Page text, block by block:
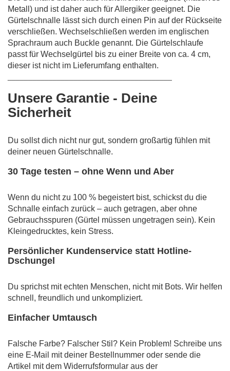
Metall) und ist daher auch für Allergiker geeignet. Die
Gürtelschnalle lässt sich durch einen Pin auf der Rückseite
verschließen. Wechselschließen werden im englischen
Sprachraum auch Buckle genannt. Die Gürtelschlaufe
passt für Wechselgürtel bis zu einer Breite von ca. 4 cm,
dieser ist nicht im Lieferumfang enthalten.
Unsere Garantie - Deine
Sicherheit
Du sollst dich nicht nur gut, sondern großartig fühlen mit
deiner neuen Gürtelschnalle.
30 Tage testen – ohne Wenn und Aber
Wenn du nicht zu 100 % begeistert bist, schickst du die
Schnalle einfach zurück – auch getragen, aber ohne
Gebrauchsspuren (Gürtel müssen ungetragen sein). Kein
Kleingedrucktes, kein Stress.
Persönlicher Kundenservice statt Hotline-
Dschungel
Du sprichst mit echten Menschen, nicht mit Bots. Wir helfen
schnell, freundlich und unkompliziert.
Einfacher Umtausch
Falsche Farbe? Falscher Stil? Kein Problem! Schreibe uns
eine E-Mail mit deiner Bestellnummer oder sende die
Artikel mit dem Widerrufsformular aus der